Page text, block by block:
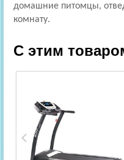
домашние питомцы,
комнату.
С этим